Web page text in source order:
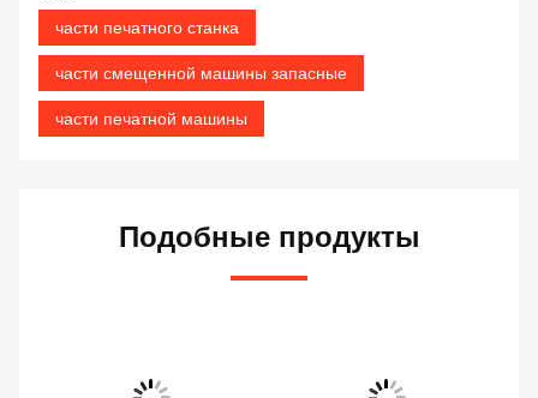
части печатного станка
части смещенной машины запасные
части печатной машины
Подобные продукты